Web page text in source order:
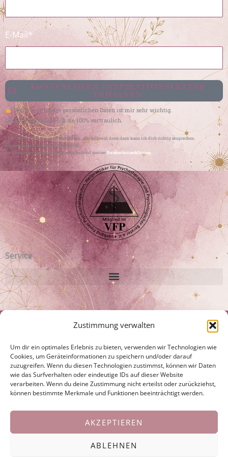
Zustimmung verwalten
Um dir ein optimales Erlebnis zu bieten, verwenden wir Technologien wie
Cookies, um Geräteinformationen zu speichern und/oder darauf
zuzugreifen. Wenn du diesen Technologien zustimmst, können wir Daten
wie das Surfverhalten oder eindeutige IDs auf dieser Website
verarbeiten. Wenn du deine Zustimmung nicht erteilst oder zurückziehst,
können bestimmte Merkmale und Funktionen beeinträchtigt werden.
AKZEPTIEREN
ABLEHNEN
E-Mail*
KOSTENLOSEN INSPIRATIONSLETTER
ERHALTEN
Der Schutz deiner persönlichen Daten ist mir sehr wichtig.
Deshalb behandele ich sie 100% vertraulich.
* Pflichtfeld. Dein Vorname ist optional, aber hilfreich denn dann kann ich dich richtig ansprechen.
Abmeldung mit einem Klick möglich.
Der Newsletter-Versand erfolgt entsprechend meiner Datenschutzerklärung.
Service
Hypnosen, Coachings und energetische Behandlungen ersetzen nicht die
Behandlung durch einen Arzt, Psychologen oder Heilpraktiker, sind jedoch
eine wertvolle Ergänzung zu laufenden Behandlungen und unterstützen
die Selbstheilungskräfte.
bzw. künftige nicht hinausgeschoben oder unterlassen werden.